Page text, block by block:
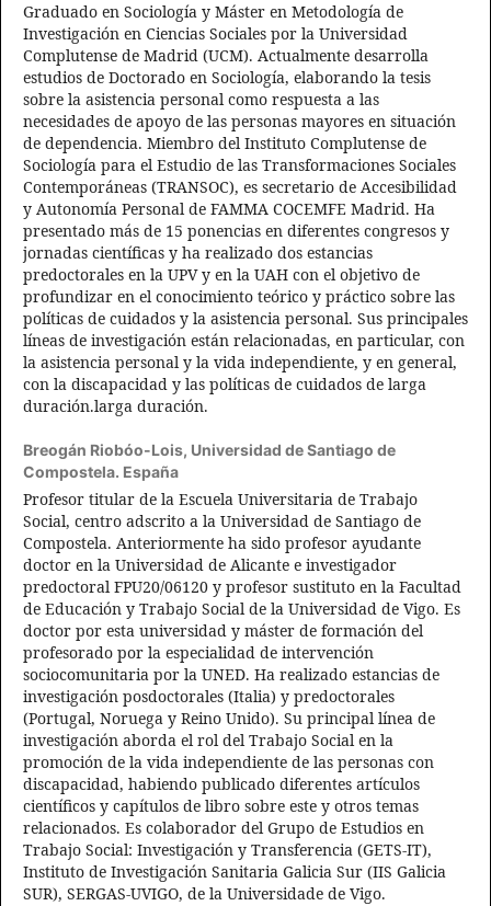
Graduado en Sociología y Máster en Metodología de
Investigación en Ciencias Sociales por la Universidad
Complutense de Madrid (UCM). Actualmente desarrolla
estudios de Doctorado en Sociología, elaborando la tesis
sobre la asistencia personal como respuesta a las
necesidades de apoyo de las personas mayores en situación
de dependencia. Miembro del Instituto Complutense de
Sociología para el Estudio de las Transformaciones Sociales
Contemporáneas (TRANSOC), es secretario de Accesibilidad
y Autonomía Personal de FAMMA COCEMFE Madrid. Ha
presentado más de 15 ponencias en diferentes congresos y
jornadas científicas y ha realizado dos estancias
predoctorales en la UPV y en la UAH con el objetivo de
profundizar en el conocimiento teórico y práctico sobre las
políticas de cuidados y la asistencia personal. Sus principales
líneas de investigación están relacionadas, en particular, con
la asistencia personal y la vida independiente, y en general,
con la discapacidad y las políticas de cuidados de larga
duración.larga duración.
Breogán Riobóo-Lois, Universidad de Santiago de
Compostela. España
Profesor titular de la Escuela Universitaria de Trabajo
Social, centro adscrito a la Universidad de Santiago de
Compostela. Anteriormente ha sido profesor ayudante
doctor en la Universidad de Alicante e investigador
predoctoral FPU20/06120 y profesor sustituto en la Facultad
de Educación y Trabajo Social de la Universidad de Vigo. Es
doctor por esta universidad y máster de formación del
profesorado por la especialidad de intervención
sociocomunitaria por la UNED. Ha realizado estancias de
investigación posdoctorales (Italia) y predoctorales
(Portugal, Noruega y Reino Unido). Su principal línea de
investigación aborda el rol del Trabajo Social en la
promoción de la vida independiente de las personas con
discapacidad, habiendo publicado diferentes artículos
científicos y capítulos de libro sobre este y otros temas
relacionados. Es colaborador del Grupo de Estudios en
Trabajo Social: Investigación y Transferencia (GETS-IT),
Instituto de Investigación Sanitaria Galicia Sur (IIS Galicia
SUR), SERGAS-UVIGO, de la Universidade de Vigo.